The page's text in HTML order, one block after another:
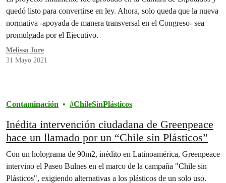
USO
quedó listo para convertirse en ley. Ahora, solo queda que la nueva
normativa -apoyada de manera transversal en el Congreso- sea
promulgada por el Ejecutivo.
Melissa Jure
31 Mayo 2021
Contaminación ChileSinPlásticos
Inédita intervención ciudadana de Greenpeace
hace un llamado por un “Chile sin Plásticos”
Con un holograma de 90m2, inédito en Latinoamérica, Greenpeace
intervino el Paseo Bulnes en el marco de la campaña "Chile sin
Plásticos", exigiendo alternativas a los plásticos de un solo uso.